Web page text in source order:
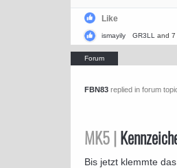
Like
ismayily GR3LL and 7
FBN83 replied in forum
MK5 |
Bis jetzt klemmte